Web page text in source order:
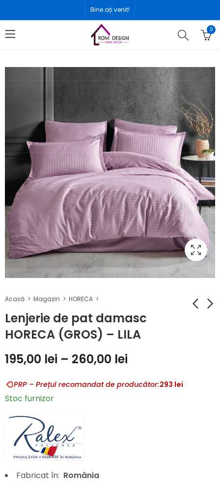
Bine ați venit!
0
Acasă Magazin HORECA
Lenjerie de pat damasc
HORECA (GROS) – LILA
195,00 lei – 260,00 lei
PRP – Prețul recomandat de producător:293 lei
Stoc furnizor
Fabricat în: România